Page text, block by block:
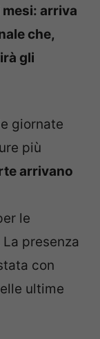
arriva
che,
gli
giornate
più
arrivano
le
presenza
con
ultime